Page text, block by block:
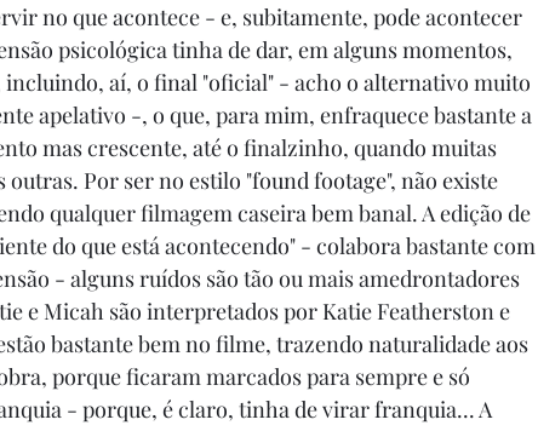
no que acontece - e, subitamente, pode acontecer
psicológica tinha de dar, em alguns momentos,
aí, o final "oficial" - acho o alternativo muito
apelativo -, o que, para mim, enfraquece bastante a
mas crescente, até o finalzinho, quando muitas
outras. Por ser no estilo "found footage", não existe
qualquer filmagem caseira bem banal. A edição de
do que está acontecendo" - colabora bastante com
- alguns ruídos são tão ou mais amedrontadores
e Micah são interpretados por Katie Featherston e
bastante bem no filme, trazendo naturalidade aos
porque ficaram marcados para sempre e só
- porque, é claro, tinha de virar franquia... A